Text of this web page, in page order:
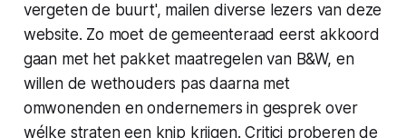
vergeten de buurt', mailen diverse lezers van deze
website. Zo moet de gemeenteraad eerst akkoord
gaan met het pakket maatregelen van B&W, en
willen de wethouders pas daarna met
omwonenden en ondernemers in gesprek over
wélke straten een knip krijgen. Critici proberen de